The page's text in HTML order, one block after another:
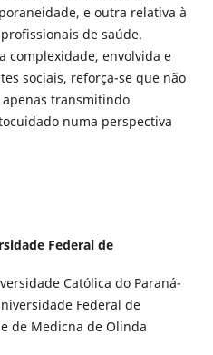
e outra relativa à
de saúde.
complexidade, envolvida e
sociais, reforça-se que não
transmitindo
numa perspectiva
Federal de
Católica do Paraná-
Federal de
de Medicna de Olinda